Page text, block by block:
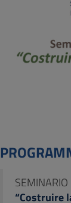
“Costruire